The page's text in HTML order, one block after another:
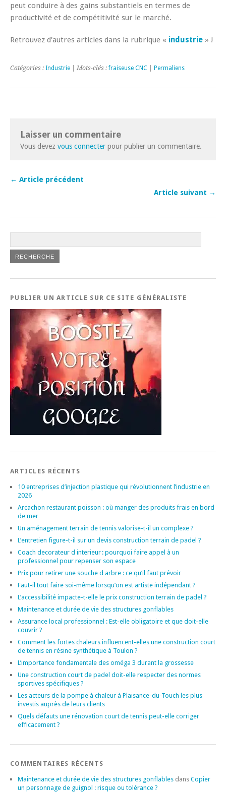
peut conduire à des gains substantiels en termes de
productivité et de compétitivité sur le marché.
Retrouvez d’autres articles dans la rubrique « industrie » !
Catégories : Industrie | Mots-clés :fraiseuse CNC Permaliens
Laisser un commentaire
Vous devez vous connecter pour publier un commentaire.
← Article précédent
Article suivant →
PUBLIER UN ARTICLE SUR CE SITE GÉNÉRALISTE
ARTICLES RÉCENTS
10 entreprises d’injection plastique qui révolutionnent l’industrie en
2026
Arcachon restaurant poisson : où manger des produits frais en bord
de mer
Un aménagement terrain de tennis valorise-t-il un complexe ?
L’entretien figure-t-il sur un devis construction terrain de padel ?
Coach decorateur d interieur : pourquoi faire appel à un
professionnel pour repenser son espace
Prix pour retirer une souche d arbre : ce qu’il faut prévoir
Faut-il tout faire soi-même lorsqu’on est artiste indépendant ?
L’accessibilité impacte-t-elle le prix construction terrain de padel ?
Maintenance et durée de vie des structures gonflables
Assurance local professionnel : Est-elle obligatoire et que doit-elle
couvrir ?
Comment les fortes chaleurs influencent-elles une construction court
de tennis en résine synthétique à Toulon ?
L’importance fondamentale des oméga 3 durant la grossesse
Une construction court de padel doit-elle respecter des normes
sportives spécifiques ?
Les acteurs de la pompe à chaleur à Plaisance-du-Touch les plus
investis auprès de leurs clients
Quels défauts une rénovation court de tennis peut-elle corriger
efficacement ?
COMMENTAIRES RÉCENTS
Maintenance et durée de vie des structures gonflables dans Copier
un personnage de guignol : risque ou tolérance ?